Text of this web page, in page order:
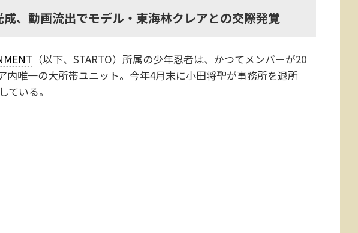
、動画流出でモデル・東海林クレアとの交際発覚
（以下、STARTO）所属の少年忍者は、かつてメンバーが20
内唯一の大所帯ユニット。今年4月末に小田将聖が事務所を退所
ている。